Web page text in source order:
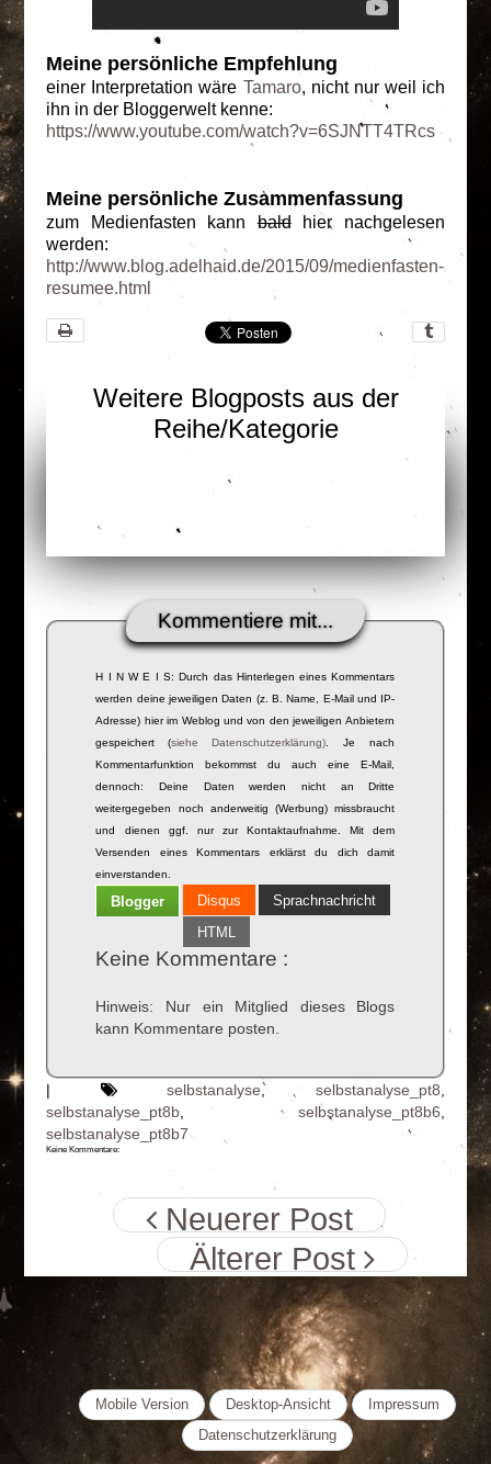
Meine persönliche Empfehlung
einer Interpretation wäre Tamaro, nicht nur weil ich
ihn in der Bloggerwelt kenne:
https://www.youtube.com/watch?v=6SJNTT4TRcs
Meine persönliche Zusammenfassung
zum Medienfasten kannbaldhier nachgelesen
werden:
http://www.blog.adelhaid.de/2015/09/medienfasten-
resumee.html
Weitere Blogposts aus der
Reihe/Kategorie
Kommentiere mit...
H I N W E I S: Durch das Hinterlegen eines Kommentars
werden deine jeweiligen Daten (z. B. Name, E-Mail und IP-
Adresse) hier im Weblog und von den jeweiligen Anbietern
gespeichert (siehe Datenschutzerklärung) . Je nach
Kommentarfunktion bekommst du auch eine E-Mail,
dennoch: Deine Daten werden nicht an Dritte
weitergegeben noch anderweitig (Werbung) missbraucht
und dienen ggf. nur zur Kontaktaufnahme. Mit dem
Versenden eines Kommentars erklärst du dich damit
einverstanden.
Blogger Disqus
Sprachnachricht
HTML
Keine Kommentare :
Hinweis: Nur ein Mitglied dieses Blogs
kann Kommentare posten.
| selbstanalyse, selbstanalyse_pt8
selbstanalyse_pt8b , selbstanalyse_pt8b6
selbstanalyse_pt8b7
Keine Kommentare:
Neuerer Post
Älterer Post
Mobile Version Desktop-Ansicht
Impressum
Datenschutzerklärung